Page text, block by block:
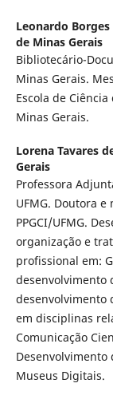
Leonardo Borges
de Minas Gerais
Bibliotecário-
Minas Gerais.
Escola de
Minas Gerais.
Lorena Tavares
Gerais
Professora
UFMG. Doutora
PPGCI/UFMG.
organização e
profissional em:
desenvolvimento
desenvolvimento
em disciplinas
Comunicação
Desenvolvimento
Museus Digitais.